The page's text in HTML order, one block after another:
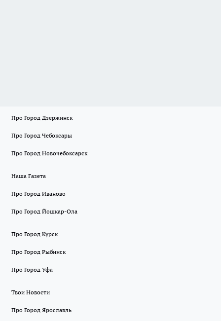
Про Город Дзержинск
Про Город Чебоксары
Про Город Новочебоксарск
Наша Газета
Про Город Иваново
Про Город Йошкар-Ола
Про Город Курск
Про Город Рыбинск
Про Город Уфа
Твои Новости
Про Город Ярославль